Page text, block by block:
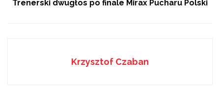
Trenerski dwugłos po finale Mirax Pucharu Polski
Krzysztof Czaban